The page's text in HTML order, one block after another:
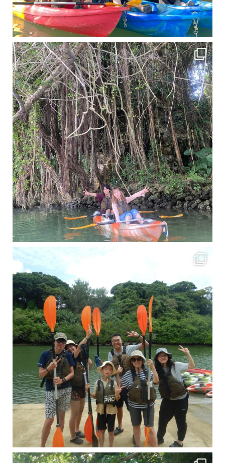
11月となり沖縄も寒くなってきましたが まだまだ沖縄は半袖です
この時期は、修学旅行
梅雨真っ只中の沖縄ですが 今日もカンカンに晴れてくれました！！
今日は満潮だっ
引き潮だったの